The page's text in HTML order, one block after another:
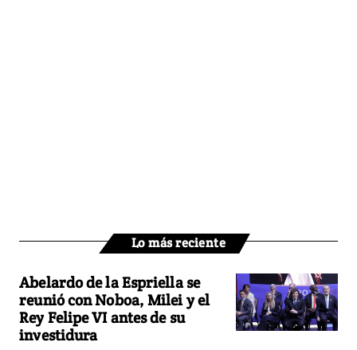
Lo más reciente
Abelardo de la Espriella se
reunió con Noboa, Milei y el
Rey Felipe VI antes de su
investidura